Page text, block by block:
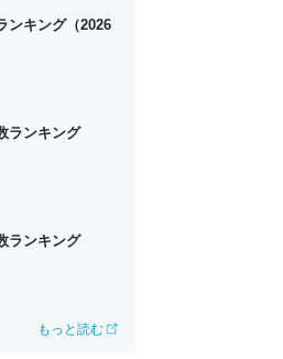
ンキング（2026
ランキング
ランキング
もっと読む